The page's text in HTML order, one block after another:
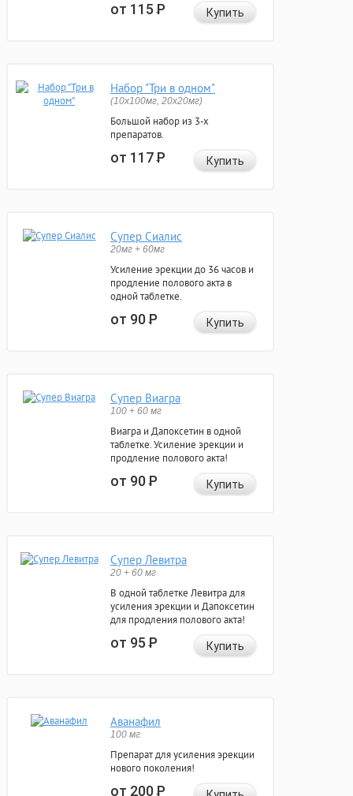
от 115Р Купить
Набор "Три в одном"
(10x100мг, 20x20мг)
Большой набор из 3-х
препаратов.
от 117Р Купить
Супер Сиалис
20мг + 60мг
Усиление эрекции до 36 часов и
продление полового акта в
одной таблетке.
от 90Р Купить
Супер Виагра
100 + 60 мг
Виагра и Дапоксетин в одной
таблетке. Усиление эрекции и
продление полового акта!
от 90Р Купить
Супер Левитра
20 + 60 мг
В одной таблетке Левитра для
усиления эрекции и Дапоксетин
для продления полового акта!
от 95Р Купить
Аванафил
100 мг
Препарат для усиления эрекции
нового поколения!
от 200Р